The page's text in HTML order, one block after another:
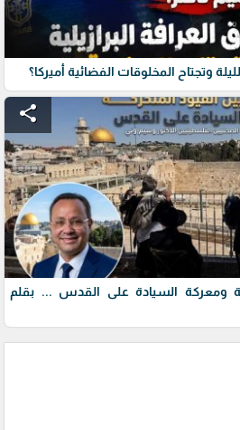
وتجتاح المخلوقات الفضائية أميركا؟
share
ومعركة السيادة على القدس ... بقلم